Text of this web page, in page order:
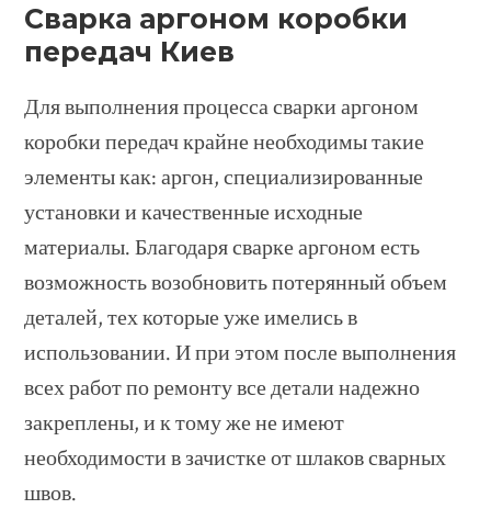
Сварка аргоном коробки
передач Киев
Для выполнения процесса сварки аргоном
коробки передач крайне необходимы такие
элементы как: аргон, специализированные
установки и качественные исходные
материалы. Благодаря сварке аргоном есть
возможность возобновить потерянный объем
деталей, тех которые уже имелись в
использовании. И при этом после выполнения
всех работ по ремонту все детали надежно
закреплены, и к тому же не имеют
необходимости в зачистке от шлаков сварных
швов.